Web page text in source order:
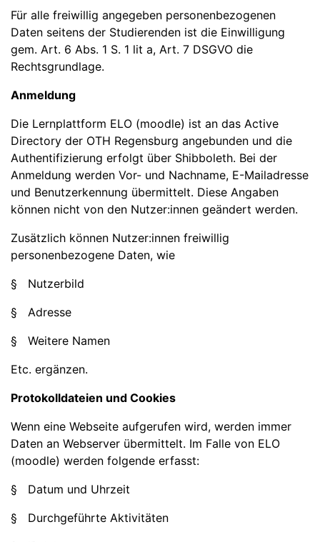
Für alle freiwillig angegeben personenbezogenen
Daten seitens der Studierenden ist die Einwilligung
gem. Art. 6 Abs. 1 S. 1 lit a, Art. 7 DSGVO die
Rechtsgrundlage.
Anmeldung
Die Lernplattform ELO (moodle) ist an das Active
Directory der OTH Regensburg angebunden und die
Authentifizierung erfolgt über Shibboleth. Bei der
Anmeldung werden Vor- und Nachname, E-Mailadresse
und Benutzerkennung übermittelt. Diese Angaben
können nicht von den Nutzer:innen geändert werden.
Zusätzlich können Nutzer:innen freiwillig
personenbezogene Daten, wie
§ Nutzerbild
§ Adresse
§ Weitere Namen
Etc. ergänzen.
Protokolldateien und Cookies
Wenn eine Webseite aufgerufen wird, werden immer
Daten an Webserver übermittelt. Im Falle von ELO
(moodle) werden folgende erfasst:
§ Datum und Uhrzeit
§ Durchgeführte Aktivitäten